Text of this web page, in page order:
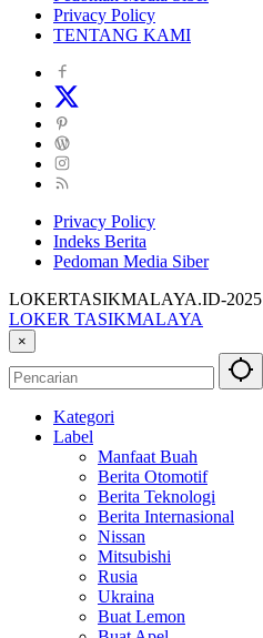
Privacy Policy
TENTANG KAMI
Privacy Policy
Indeks Berita
Pedoman Media Siber
LOKERTASIKMALAYA.ID-2025
LOKER TASIKMALAYA
Info
Lowongan
Kerja
Sekitarna
×
Kategori
Label
Manfaat Buah
Berita Otomotif
Berita Teknologi
Berita Internasional
Nissan
Mitsubishi
Rusia
Ukraina
Buat Lemon